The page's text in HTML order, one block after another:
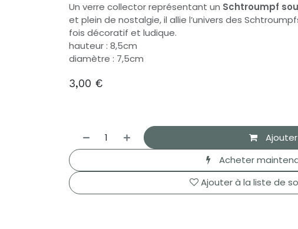
Un verre collector représentant un Schtroumpf
et plein de nostalgie, il allie l’univers des
fois décoratif et ludique.
hauteur : 8,5cm
diamètre : 7,5cm
3,00 €
Acheter
Ajouter à la liste de